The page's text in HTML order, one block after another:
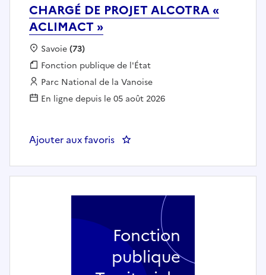
CHARGÉ DE PROJET ALCOTRA «
ACLIMACT »
Localisation :
Savoie(73)
Fonction publique :
Fonction publique de l'État
Employeur :
Parc National de la Vanoise
En ligne depuis le 05 août 2026
Ajouter aux favoris : CHARGÉ DE PROJET
Fonction
publique